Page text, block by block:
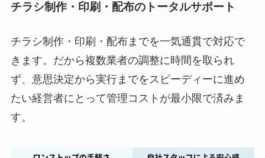
チラシ制作・印刷・配布のトータルサポート
チラシ制作・印刷・配布までを一気通貫で対応で
きます。だから複数業者の調整に時間を取られ
ず、意思決定から実行までをスピーディーに進め
たい経営者にとって管理コストが最小限で済みま
す。